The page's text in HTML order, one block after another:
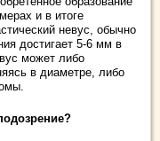
и в итоге
невус, обычно
достигает 5-6 мм в
может либо
в диаметре, либо